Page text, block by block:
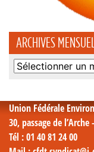
ARCHIVES
Archives
Union Fédérale
30, passage de l’Arche
Tél : 01 40 81 24 00